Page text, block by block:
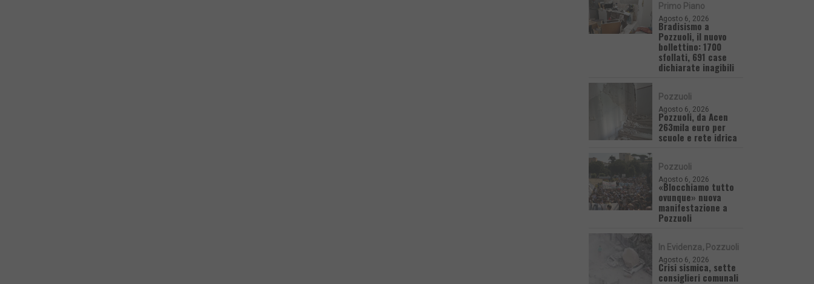
Primo Piano
Agosto 6, 2026
Bradisismo a
Pozzuoli, il nuovo
bollettino: 1700
sfollati, 691 case
dichiarate inagibili
Pozzuoli
Agosto 6, 2026
Pozzuoli, da Acen
263mila euro per
scuole e rete idrica
Pozzuoli
Agosto 6, 2026
«Blocchiamo tutto
ovunque» nuova
manifestazione a
Pozzuoli
In Evidenza Pozzuoli
Agosto 6, 2026
Crisi sismica, sette
consiglieri comunali